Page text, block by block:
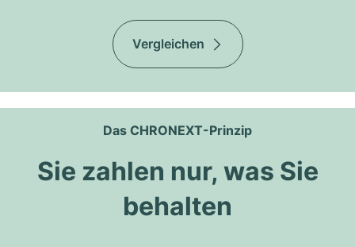
Vergleichen
Das CHRONEXT-Prinzip
Sie zahlen nur, was Sie
behalten